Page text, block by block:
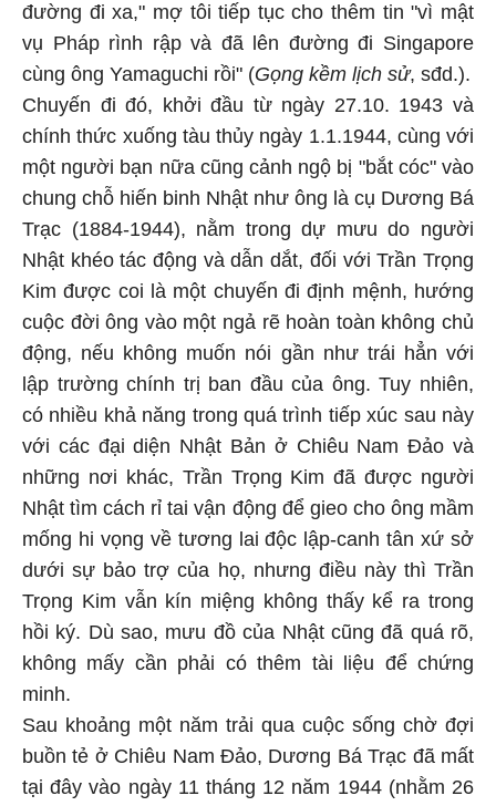
đường đi xa," mợ tôi tiếp tục cho thêm tin "vì mật
vụ Pháp rình rập và đã lên đường đi Singapore
cùng ông Yamaguchi rồi" (Gọng kềm lịch sử, sđd.).
Chuyến đi đó, khởi đầu từ ngày 27.10. 1943 và
chính thức xuống tàu thủy ngày 1.1.1944, cùng với
một người bạn nữa cũng cảnh ngộ bị "bắt cóc" vào
chung chỗ hiến binh Nhật như ông là cụ Dương Bá
Trạc (1884-1944), nằm trong dự mưu do người
Nhật khéo tác động và dẫn dắt, đối với Trần Trọng
Kim được coi là một chuyến đi định mệnh, hướng
cuộc đời ông vào một ngả rẽ hoàn toàn không chủ
động, nếu không muốn nói gần như trái hẳn với
lập trường chính trị ban đầu của ông. Tuy nhiên,
có nhiều khả năng trong quá trình tiếp xúc sau này
với các đại diện Nhật Bản ở Chiêu Nam Đảo và
những nơi khác, Trần Trọng Kim đã được người
Nhật tìm cách rỉ tai vận động để gieo cho ông mầm
mống hi vọng về tương lai độc lập-canh tân xứ sở
dưới sự bảo trợ của họ, nhưng điều này thì Trần
Trọng Kim vẫn kín miệng không thấy kể ra trong
hồi ký. Dù sao, mưu đồ của Nhật cũng đã quá rõ,
không mấy cần phải có thêm tài liệu để chứng
minh.
Sau khoảng một năm trải qua cuộc sống chờ đợi
buồn tẻ ở Chiêu Nam Đảo, Dương Bá Trạc đã mất
tại đây vào ngày 11 tháng 12 năm 1944 (nhằm 26